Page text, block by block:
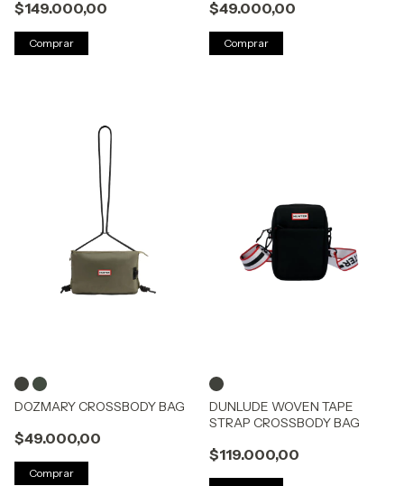
$149.000,00
Comprar
$49.000,00
Comprar
DOZMARY CROSSBODY BAG
$49.000,00
Comprar
DUNLUDE WOVEN TAPE
STRAP CROSSBODY BAG
$119.000,00